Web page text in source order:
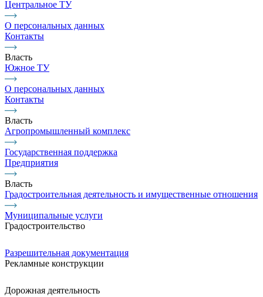
Центральное ТУ
О персональных данных
Контакты
Власть
Южное ТУ
О персональных данных
Контакты
Власть
Агропромышленный комплекс
Государственная поддержка
Предприятия
Власть
Градостроительная деятельность и имущественные отношения
Муниципальные услуги
Градостроительство
Разрешительная документация
Рекламные конструкции
Дорожная деятельность